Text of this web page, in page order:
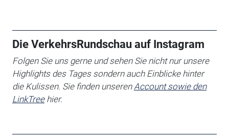
Die VerkehrsRundschau auf Instagram
Folgen Sie uns gerne und sehen Sie nicht nur unsere
Highlights des Tages sondern auch Einblicke hinter
die Kulissen. Sie finden unseren Account sowie den
LinkTreehier.